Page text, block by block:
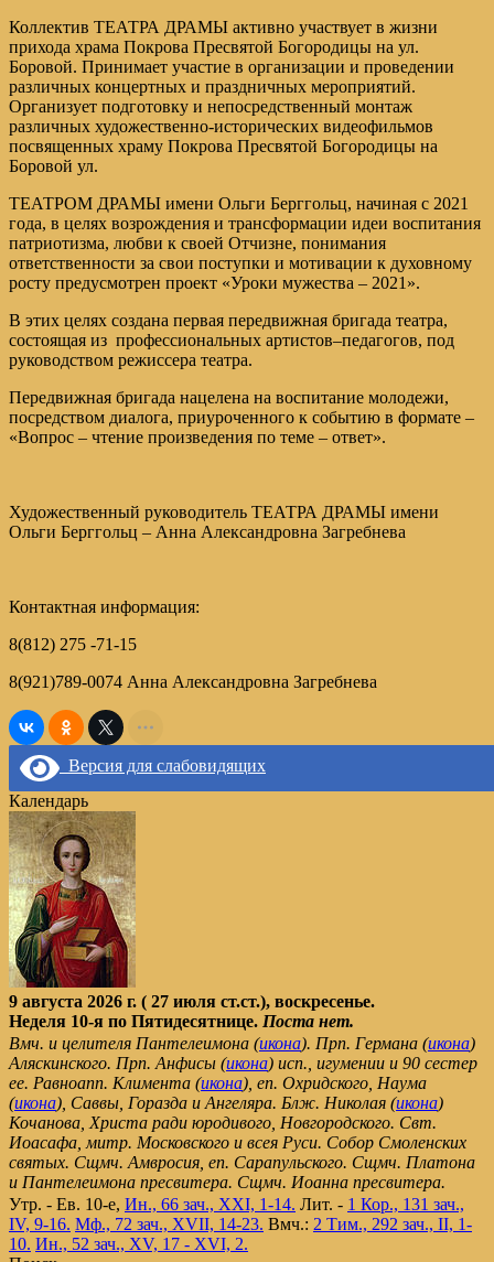
Коллектив ТЕАТРА ДРАМЫ активно участвует в жизни
прихода храма Покрова Пресвятой Богородицы на ул.
Боровой. Принимает участие в организации и проведении
различных концертных и праздничных мероприятий.
Организует подготовку и непосредственный монтаж
различных художественно-исторических видеофильмов
посвященных храму Покрова Пресвятой Богородицы на
Боровой ул.
ТЕАТРОМ ДРАМЫ имени Ольги Берггольц, начиная с 2021
года, в целях возрождения и трансформации идеи воспитания
патриотизма, любви к своей Отчизне, понимания
ответственности за свои поступки и мотивации к духовному
росту предусмотрен проект «Уроки мужества – 2021».
В этих целях создана первая передвижная бригада театра,
состоящая из профессиональных артистов–педагогов, под
руководством режиссера театра.
Передвижная бригада нацелена на воспитание молодежи,
посредством диалога, приуроченного к событию в формате –
«Вопрос – чтение произведения по теме – ответ».
Художественный руководитель ТЕАТРА ДРАМЫ имени
Ольги Берггольц – Анна Александровна Загребнева
Контактная информация:
8(812) 275 -71-15
8(921)789-0074 Анна Александровна Загребнева
Версия для слабовидящих
Календарь
9 августа 2026 г. ( 27 июля ст.ст.), воскресенье.
Неделя 10-я по Пятидесятнице. Поста нет.
Вмч. и целителя Пантелеимона (икона). Прп. Германа (икона)
Аляскинского. Прп. Анфисы (икона) исп., игумении и 90 сестер
ее. Равноапп. Климента (икона), еп. Охридского, Наума
(икона), Саввы, Горазда и Ангеляра. Блж. Николая (икона)
Кочанова, Христа ради юродивого, Новгородского. Свт.
Иоасафа, митр. Московского и всея Руси. Собор Смоленских
святых. Сщмч. Амвросия, еп. Сарапульского. Сщмч. Платона
и Пантелеимона пресвитера. Сщмч. Иоанна пресвитера.
Утр. - Ев. 10-е, Ин., 66 зач., XXI, 1-14. Лит. - 1 Кор., 131 зач.,
IV, 9-16. Мф., 72 зач., XVII, 14-23. Вмч.: 2 Тим., 292 зач., II, 1-
10. Ин., 52 зач., XV, 17 - XVI, 2.